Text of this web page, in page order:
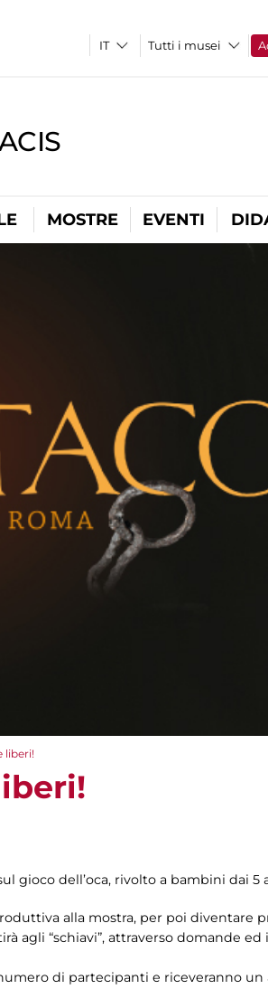
Tutti i musei
MOSTRE EVENTI
liberi!
gioco dell’oca, rivolto a bambini dai 5
alla mostra, per poi diventare
agli “schiavi”, attraverso domande
di partecipanti e riceveranno